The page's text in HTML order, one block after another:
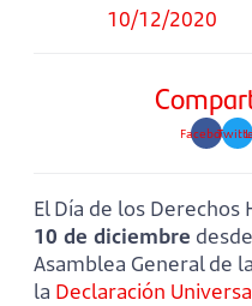
10/12/2020
Facebook
El Día de los Derechos
10 de diciembre
Asamblea General de
la Declaración